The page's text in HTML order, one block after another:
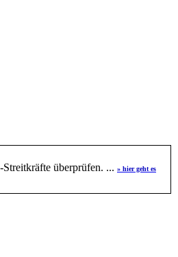
überprüfen. ... » hier geht es